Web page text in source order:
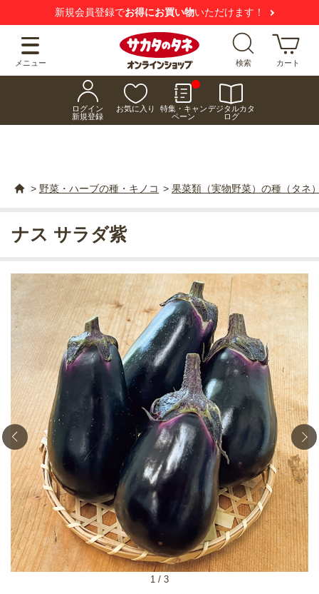
【注意喚起】悪質な偽サイトにご注意ください
メニュー 検索 カート
ログイン
新規登録
お気に入り
特集・キャン
ペーン
デジタルカタ
ログ
> 野菜・ハーブの種・キノコ > 果菜類（実物野菜）の種（タネ
1 / 3
ナス サラダ紫